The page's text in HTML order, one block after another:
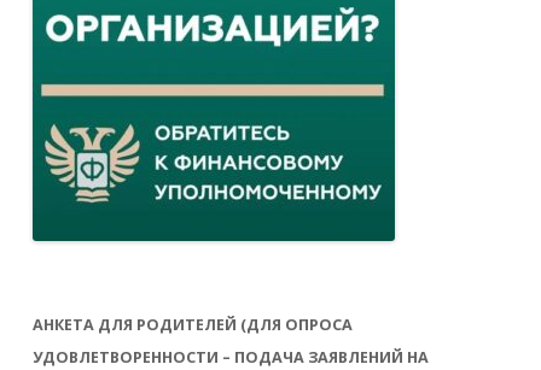
АНКЕТА ДЛЯ РОДИТЕЛЕЙ (ДЛЯ ОПРОСА
УДОВЛЕТВОРЕННОСТИ – ПОДАЧА ЗАЯВЛЕНИЙ НА